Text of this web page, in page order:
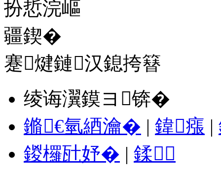
蹇煡鏈汉鎴挎簮
绫诲瀷鏌ヨ锛�
鏅€氫綇瀹� | 鍏瘬 |
鍐欏瓧妤� | 鍒